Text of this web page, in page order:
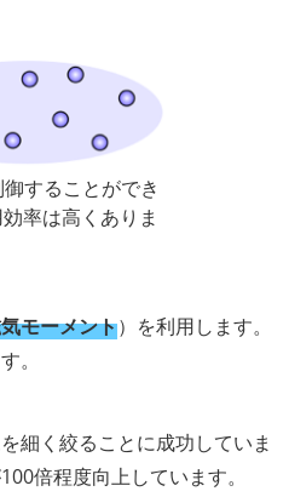
することができ
率は高くありま
モーメント）を利用します。
。
細く絞ることに成功していま
倍程度向上しています。